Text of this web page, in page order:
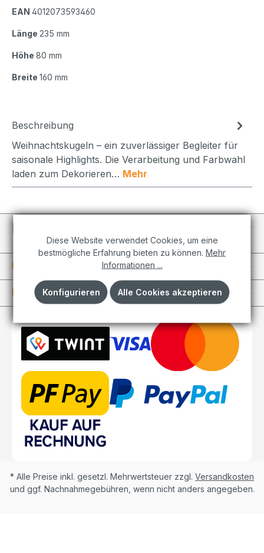
EAN 4012073593460
Länge 235 mm
Höhe 80 mm
Breite 160 mm
Beschreibung
Weihnachtskugeln – ein zuverlässiger Begleiter für
saisonale Highlights. Die Verarbeitung und Farbwahl
laden zum Dekorieren… Mehr
Individuelle Projekte
Informationen
Kundenkonto
* Alle Preise inkl. gesetzl. Mehrwertsteuer zzgl. Versandkosten
und ggf. Nachnahmegebühren, wenn nicht anders angegeben.
Diese Website verwendet Cookies, um eine
bestmögliche Erfahrung bieten zu können. Mehr
Informationen ...
Konfigurieren Alle Cookies akzeptieren